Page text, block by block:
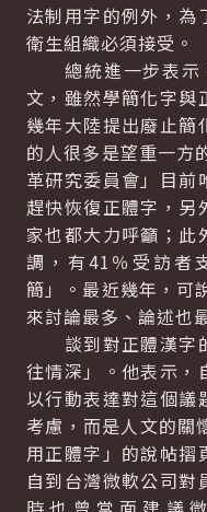
法制用字的例外，為
衛生組織必須接受。
總統進一步表示
文，雖然學簡化字與
幾年大陸提出廢止簡
的人很多是望重一方
革研究委員會」目前
趕快恢復正體字，另
家也都大力呼籲；此
調，有41％受訪者
簡」。最近幾年，可
來討論最多、論述也
談到對正體漢字
往情深」。他表示，
以行動表達對這個議
考慮，而是人文的關
用正體字」的說帖摺
自到台灣微軟公司對